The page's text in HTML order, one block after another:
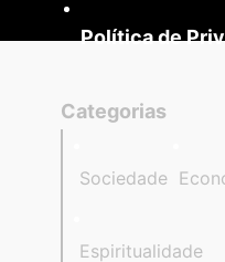
Política de
Categorias
Sociedade
Espiritualidade